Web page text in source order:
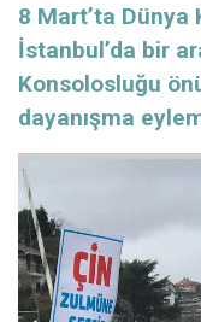
8 Mart’ta Dünya
İstanbul’da bir
Konsolosluğu
dayanışma